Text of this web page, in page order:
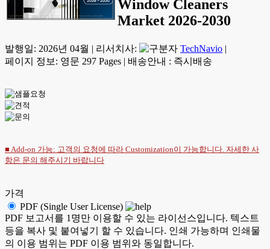
Window Cleaners
Market 2026-2030
발행일: 2026년 04월 | 리서치사: TechNavio |
페이지 정보: 영문 297 Pages | 배송안내 : 즉시배송
■ Add-on 가능: 고객의 요청에 따라 Customization이 가능합니다. 자세한 사
항은 문의 해주시기 바랍니다
가격
PDF (Single User License)
PDF 보고서를 1명만 이용할 수 있는 라이선스입니다. 텍스트
등을 복사 및 붙여넣기 할 수 있습니다. 인쇄 가능하며 인쇄물
의 이용 범위는 PDF 이용 범위와 동일합니다.